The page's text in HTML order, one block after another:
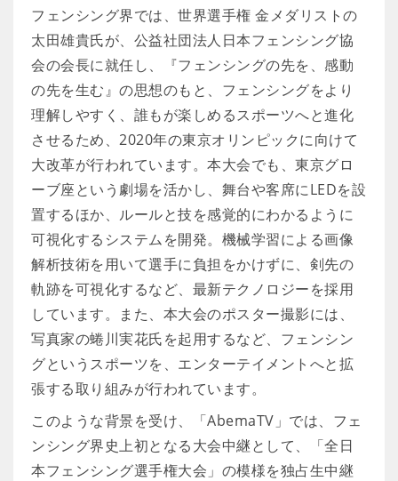
フェンシング界では、世界選手権 金メダリストの
太田雄貴氏が、公益社団法人日本フェンシング協
会の会長に就任し、『フェンシングの先を、感動
の先を生む』の思想のもと、フェンシングをより
理解しやすく、誰もが楽しめるスポーツへと進化
させるため、2020年の東京オリンピックに向けて
大改革が行われています。本大会でも、東京グロ
ーブ座という劇場を活かし、舞台や客席にLEDを設
置するほか、ルールと技を感覚的にわかるように
可視化するシステムを開発。機械学習による画像
解析技術を用いて選手に負担をかけずに、剣先の
軌跡を可視化するなど、最新テクノロジーを採用
しています。また、本大会のポスター撮影には、
写真家の蜷川実花氏を起用するなど、フェンシン
グというスポーツを、エンターテイメントへと拡
張する取り組みが行われています。
このような背景を受け、「AbemaTV」では、フェ
ンシング界史上初となる大会中継として、「全日
本フェンシング選手権大会」の模様を独占生中継